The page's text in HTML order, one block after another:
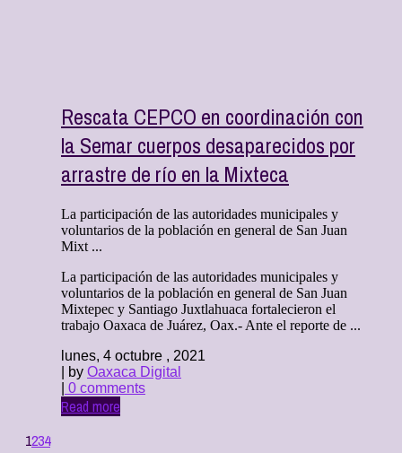
Rescata CEPCO en coordinación con
la Semar cuerpos desaparecidos por
arrastre de río en la Mixteca
La participación de las autoridades municipales y
voluntarios de la población en general de San Juan
Mixt ...
La participación de las autoridades municipales y
voluntarios de la población en general de San Juan
Mixtepec y Santiago Juxtlahuaca fortalecieron el
trabajo Oaxaca de Juárez, Oax.- Ante el reporte de ...
lunes, 4 octubre , 2021
| by Oaxaca Digital
0 comments
Read more
1234